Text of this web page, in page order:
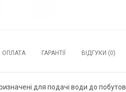
ОПЛАТА ГАРАНТІЇ ВІДГУКИ (0)
для подачі води до